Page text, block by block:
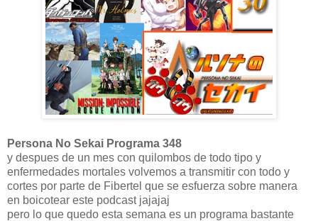
Persona No Sekai Programa 348
y despues de un mes con quilombos de todo tipo y
enfermedades mortales volvemos a transmitir con todo y
cortes por parte de Fibertel que se esfuerza sobre manera
en boicotear este podcast jajajaj
pero lo que quedo esta semana es un programa bastante